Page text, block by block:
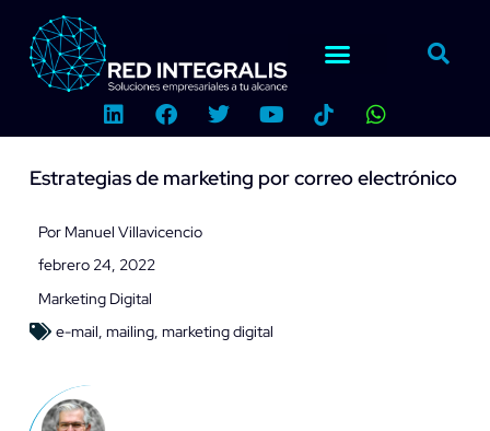
contenido
L
i
n
k
e
i
n
F
a
c
e
b
o
T
w
i
t
t
Y
o
u
t
u
W
h
a
t
s
Estrategias de marketing por correo electrónico
Por Manuel Villavicencio
febrero 24, 2022
Marketing Digital
e-mail,mailing,marketing digital